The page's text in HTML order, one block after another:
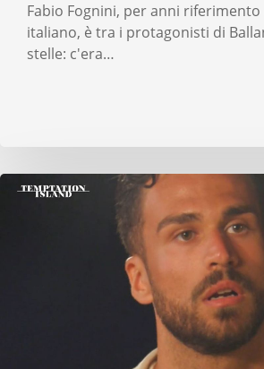
Fabio Fognini, per anni
italiano, è tra i protagonisti di
stelle: c'era…